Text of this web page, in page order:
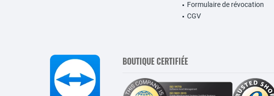
Formulaire de révocation
CGV
BOUTIQUE CERTIFIÉE